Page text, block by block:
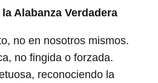
Alabanza Verdadera
no en nosotros mismos.
no fingida o forzada.
reconociendo la